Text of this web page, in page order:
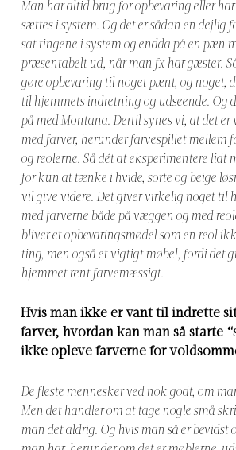
Man har altid brug for opbevaring eller
sættes i system. Og det er sådan en dejlig
sat tingene i system og endda på en pæn
præsentabelt ud, når man fx har gæster.
gøre opbevaring til noget pænt, og noget,
til hjemmets indretning og udseende. Og
på med Montana. Dertil synes vi, at det er
med farver, herunder farvespillet mellem
og reolerne. Så dét at eksperimentere lidt
for kun at tænke i hvide, sorte og beige
vil give videre. Det giver virkelig noget til
med farverne både på væggen og med
bliver et opbevaringsmødel som en reol
ting, men også et vigtigt møbel, fordi det
hjemmet rent farvemæssigt.
Hvis man ikke er vant til indrette
farver, hvordan kan man så starte
ikke opleve farverne for
De fleste mennesker ved nok godt, om
Men det handler om at tage nogle små
man det aldrig. Og hvis man så er bevidst